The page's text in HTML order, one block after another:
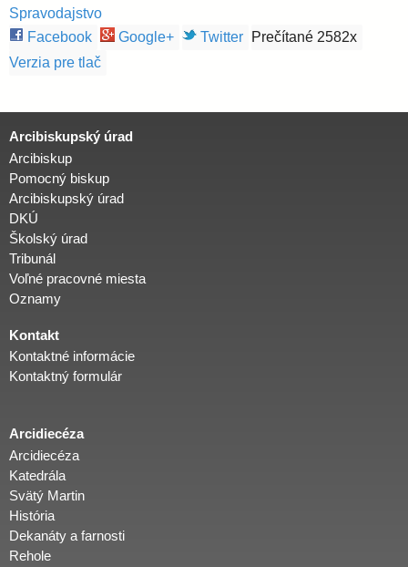
Spravodajstvo
Facebook
Google+ Twitter
Prečítané 2582x
Verzia pre tlač
Arcibiskupský úrad
Arcibiskup
Pomocný biskup
Arcibiskupský úrad
DKÚ
Školský úrad
Tribunál
Voľné pracovné miesta
Oznamy
Kontakt
Kontaktné informácie
Kontaktný formulár
Arcidiecéza
Arcidiecéza
Katedrála
Svätý Martin
História
Dekanáty a farnosti
Rehole